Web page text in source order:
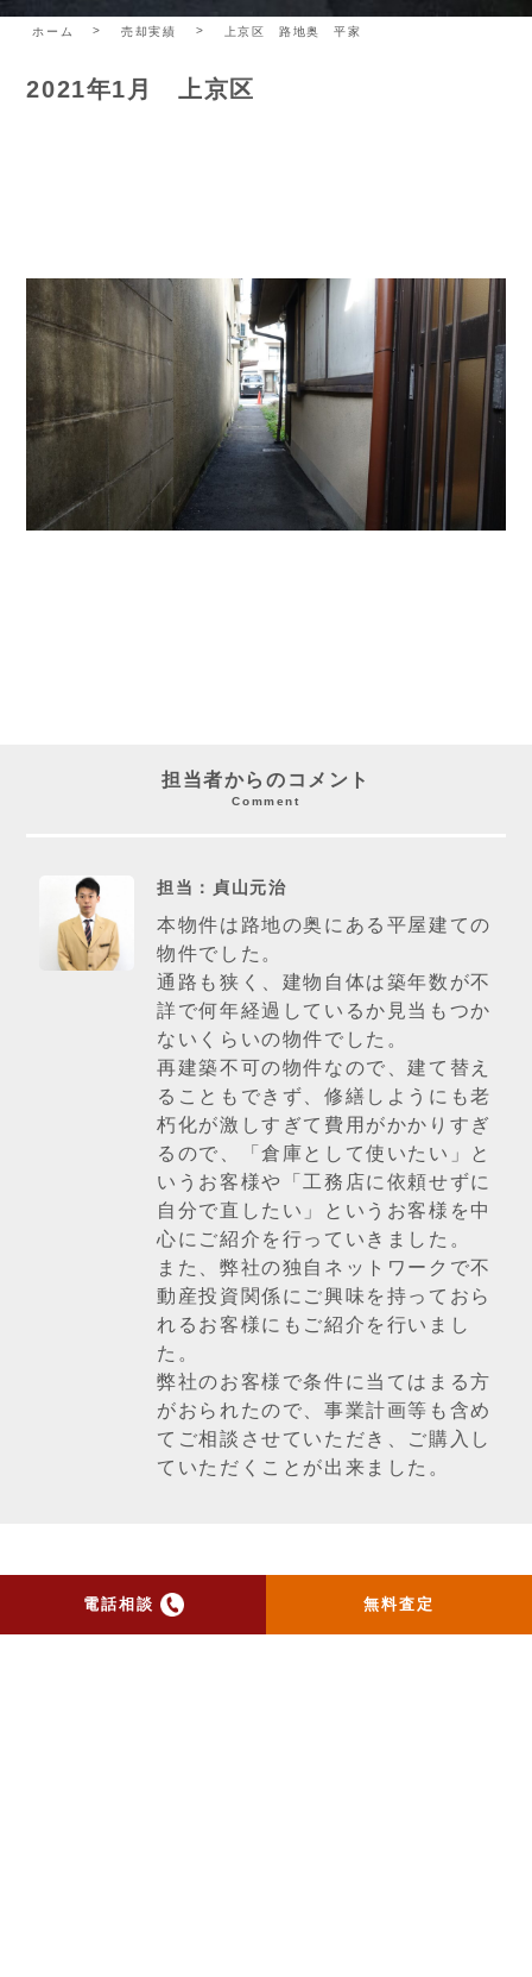
電話相談 無料査定
ホーム 売却実績 上京区 路地奥 平家
2021年1月 上京区
担当者からのコメント
Comment
担当：貞山元治
本物件は路地の奥にある平屋建ての
物件でした。
通路も狭く、建物自体は築年数が不
詳で何年経過しているか見当もつか
ないくらいの物件でした。
再建築不可の物件なので、建て替え
ることもできず、修繕しようにも老
朽化が激しすぎて費用がかかりすぎ
るので、「倉庫として使いたい」と
いうお客様や「工務店に依頼せずに
自分で直したい」というお客様を中
心にご紹介を行っていきました。
また、弊社の独自ネットワークで不
動産投資関係にご興味を持っておら
れるお客様にもご紹介を行いまし
た。
弊社のお客様で条件に当てはまる方
がおられたので、事業計画等も含め
てご相談させていただき、ご購入し
ていただくことが出来ました。